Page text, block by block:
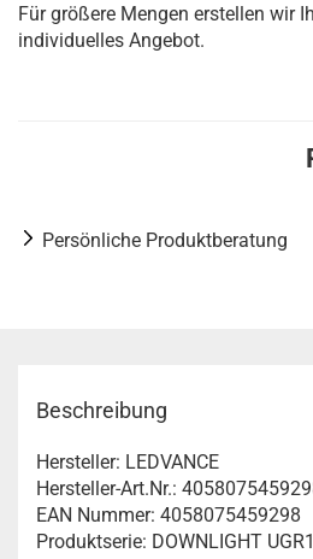
Für größere Mengen erstellen wir
individuelles Angebot.
Persönliche Produktberatung
Beschreibung
Hersteller: LEDVANCE
Hersteller-Art.Nr.:
EAN Nummer: 4058075459298
Produktserie: DOWNLIGHT